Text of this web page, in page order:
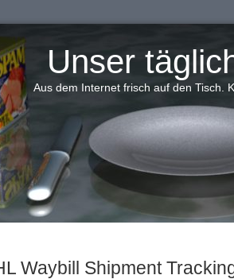
Unser
Aus dem Internet frisch auf den Tisch.
Waybill Shipment